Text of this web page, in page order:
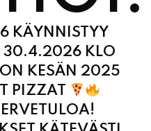
30.4.2026 KLO
KESÄN 2025
PIZZAT
KÄTEVÄSTI